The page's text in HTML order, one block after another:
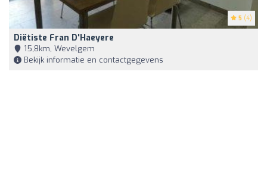
5 (4)
Diëtiste Fran D'Haeyere
15,8km, Wevelgem
Bekijk informatie en contactgegevens